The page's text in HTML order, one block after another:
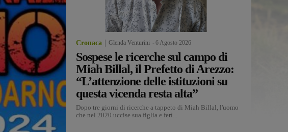
Cronaca Glenda Venturini 6 Agosto 2026
Sospese le ricerche sul campo di
Miah Billal, il Prefetto di Arezzo:
“L’attenzione delle istituzioni su
questa vicenda resta alta”
Dopo tre giorni di ricerche a tappeto di Miah Billal, l'uomo
che nel 2020 uccise sua figlia e ferì...